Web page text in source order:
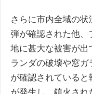
さらに市内全域の
弾が確認された他、
地に甚大な被害が
ランダの破壊や窓ガ
が確認されていると
が発生し、鎮火さ